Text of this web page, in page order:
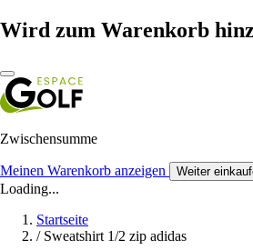
Wird zum Warenkorb
Zwischensumme
Meinen Warenkorb anzeigen Weiter
Loading...
Startseite
/ Sweatshirt 1/2 zip adidas